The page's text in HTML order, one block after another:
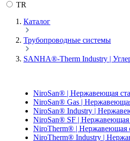
TR
Каталог
Трубопроводные системы
SANHA®-Therm Industry |
NiroSan® | Нержавеющая
NiroSan® Gas |
NiroSan® Industry |
NiroSan® SF | Нержавеющая
NiroTherm® | Нержавеющая
NiroTherm® Industry |